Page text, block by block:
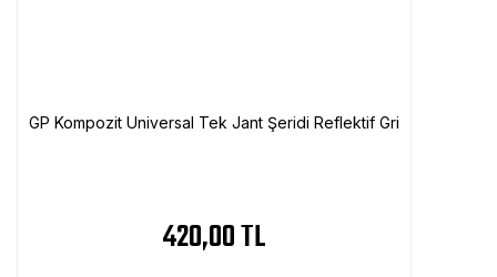
GP Kompozit Universal Tek Jant Şeridi Reflektif Gri
420,00 TL